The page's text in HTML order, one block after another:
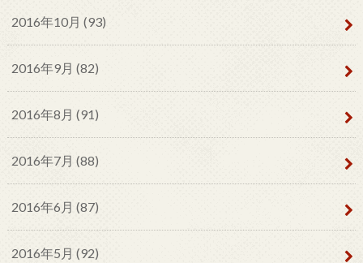
2016年10月 (93)
2016年9月 (82)
2016年8月 (91)
2016年7月 (88)
2016年6月 (87)
2016年5月 (92)